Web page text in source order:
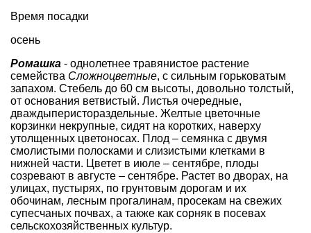
Время посадки
осень
Ромашка - однолетнее травянистое растение
семейства Cложноцветные, с сильным горьковатым
запахом. Стебель до 60 см высоты, довольно толстый,
от основания ветвистый. Листья очередные,
дваждыперистораздельные. Желтые цветочные
корзинки некрупные, сидят на коротких, наверху
утолщенных цветоносах. Плод – семянка с двумя
смолистыми полосками и слизистыми клетками в
нижней части. Цветет в июле – сентябре, плоды
созревают в августе – сентябре. Растет во дворах, на
улицах, пустырях, по грунтовым дорогам и их
обочинам, лесным прогалинам, просекам на свежих
супесчаных почвах, а также как сорняк в посевах
сельскохозяйственных культур.